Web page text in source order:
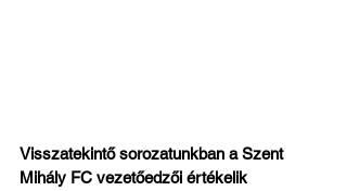
Visszatekintő sorozatunkban a Szent
Mihály FC vezetőedzői értékelik